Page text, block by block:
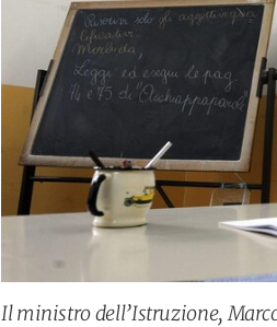
Il ministro dell’Istruzione,